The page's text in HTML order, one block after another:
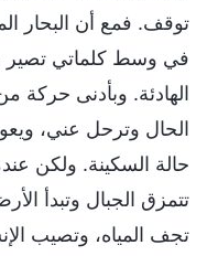
توقف. فمع أن البحار
في وسط كلماتي تصير
الهادئة. وبأدنى حركة
الحال وترحل عني،
حالة السكينة. ولكن
تتمزق الجبال وتبدأ
تجف المياه، وتصيب